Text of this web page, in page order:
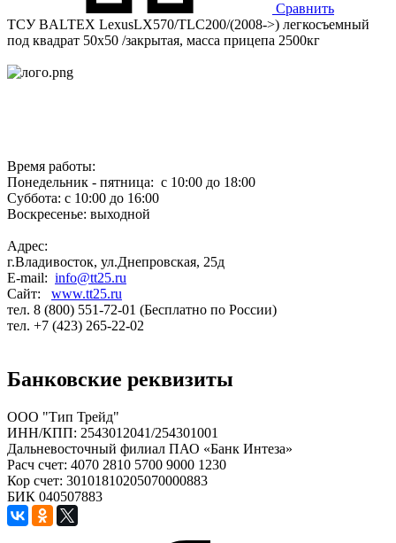
Сравнить
ТСУ BALTEX LexusLX570/TLC200/(2008->) легкосъемный
под квадрат 50х50 /закрытая, масса прицепа 2500кг
Время работы:
Понедельник - пятница: с 10:00 до 18:00
Суббота: с 10:00 до 16:00
Воскресенье: выходной
Адрес:
г.Владивосток, ул.Днепровская, 25д
E-mail: info@tt25.ru
Сайт: www.tt25.ru
тел. 8 (800) 551-72-01 (Бесплатно по России)
тел. +7 (423) 265-22-02
Банковские реквизиты
ООО "Тип Трейд"
ИНН/КПП: 2543012041/254301001
Дальневосточный филиал ПАО «Банк Интеза»
Расч счет: 4070 2810 5700 9000 1230
Кор счет: 30101810205070000883
БИК 040507883